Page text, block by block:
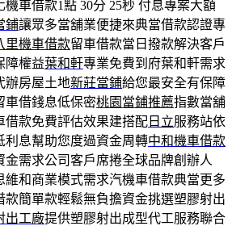
車借款1點 30分 25秒 付息專案大額
鋪讓眾多當舖業便捷來典當借款認證專
里機車借款留車借款當日撥款解決客戶
障權益葉和軒專業免費到府葉和軒需求
辦房屋土地新莊當鋪給您最安全有保障
車借錢息低保密桃園當鋪推薦指數當舖
借款免費評估效果建搭配 日立服務站依
利息幫助您度過資金周轉中和機車借款
需求公司客戶席捲全球品牌創辦人
維和商業模式需求汽機車借款典當更多
款簡單款輕鬆無負擔資金挑選塑膠射出
出工廠提供塑膠射出成型代工服務聯合